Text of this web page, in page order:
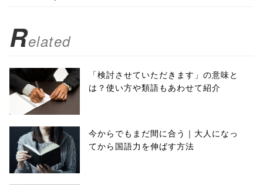
Related
「検討させていただきます」の意味と
は？使い方や類語もあわせて紹介
今からでもまだ間に合う｜大人になっ
てから国語力を伸ばす方法